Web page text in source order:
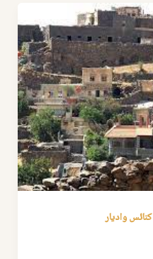
كنائس واديار